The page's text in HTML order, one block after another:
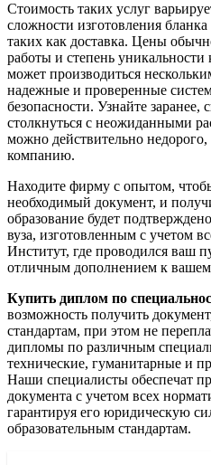
Стоимость таких услуг
сложности изготовления
таких как доставка. Цены
работы и степень
может производиться
надежные и проверенные
безопасности. Узнайте заранее,
столкнуться с неожиданными
можно действительно
компанию.
Находите фирму с опытом,
необходимый документ, и
образование будет
вуза, изготовленным с учетом
Институт, где проводился ваш
отличным дополнением к
Купить диплом по
возможность получить
стандартам, при этом не
дипломы по различным
технические, гуманитарные и
Наши специалисты обеспечат
документа с учетом всех
гарантируя его юридическую
образовательным стандартам.